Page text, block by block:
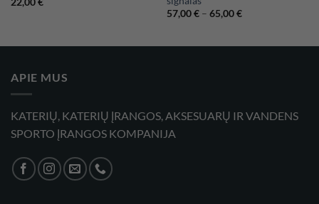
57,00€ – 65,00€Price
65,00 €
APIE MUS
KATERIŲ, KATERIŲ ĮRANGOS, AKSESUARŲ IR VANDENS
SPORTO ĮRANGOS KOMPANIJA